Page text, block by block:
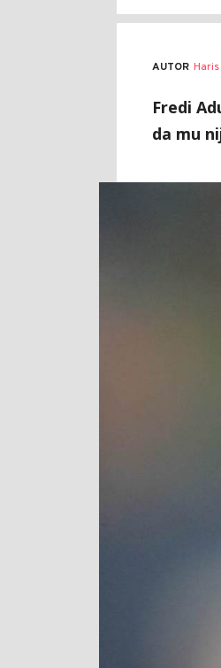
AUTOR
Fredi
da mu